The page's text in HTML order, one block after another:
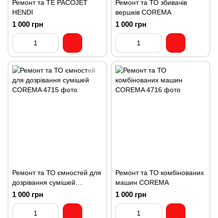
Ремонт та ТЕ PACOJET
HENDI
1 000 грн
Ремонт та ТО збивачів
вершків COREMA
1 000 грн
Ремонт та ТО ємностей для
дозрівання сумішей
COREMA
1 000 грн
Ремонт та ТО комбінованих
машин COREMA
1 000 грн